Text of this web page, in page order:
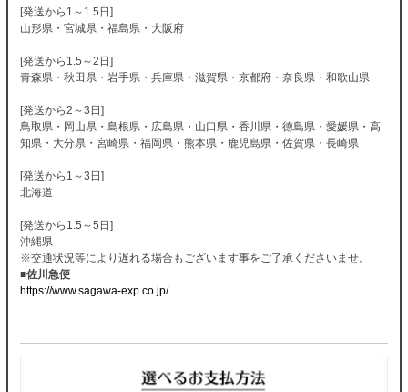
[発送から1～1.5日]
山形県・宮城県・福島県・大阪府
[発送から1.5～2日]
青森県・秋田県・岩手県・兵庫県・滋賀県・京都府・奈良県・和歌山県
[発送から2～3日]
鳥取県・岡山県・島根県・広島県・山口県・香川県・徳島県・愛媛県・高
知県・大分県・宮崎県・福岡県・熊本県・鹿児島県・佐賀県・長崎県
[発送から1～3日]
北海道
[発送から1.5～5日]
沖縄県
※交通状況等により遅れる場合もございます事をご了承くださいませ。
■佐川急便
https://www.sagawa-exp.co.jp/